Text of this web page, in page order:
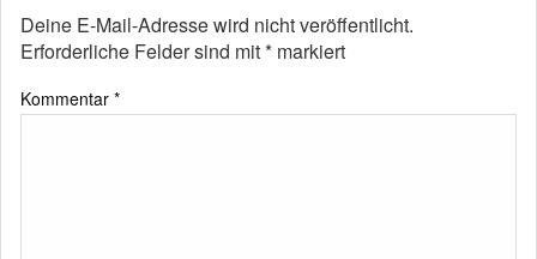
Deine E-Mail-Adresse wird nicht veröffentlicht.
Erforderliche Felder sind mit* markiert
Kommentar *